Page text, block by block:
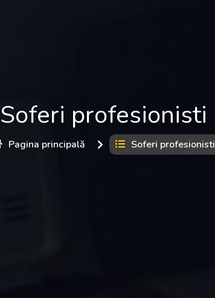
Soferi profesionisti
Pagina principală Soferi profesionisti